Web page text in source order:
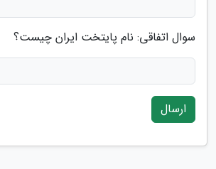
سوال اتفاقی: نام پایتخت ایران چیست؟
ارسال